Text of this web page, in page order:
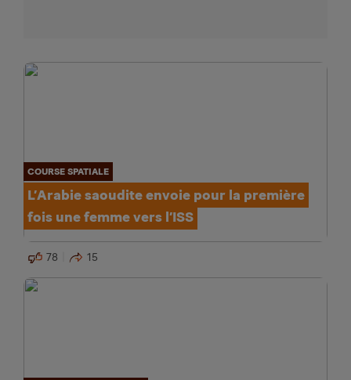
COURSE SPATIALE
L’Arabie saoudite envoie pour la première
fois une femme vers l’ISS
78 15